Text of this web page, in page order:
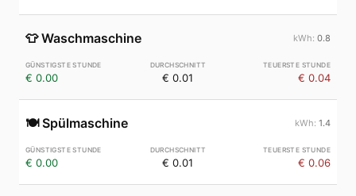
👕 Waschmaschine 0.8
€ 0.00 € 0.01 € 0.04
🍽️ Spülmaschine 1.4
€ 0.00 € 0.01 € 0.06